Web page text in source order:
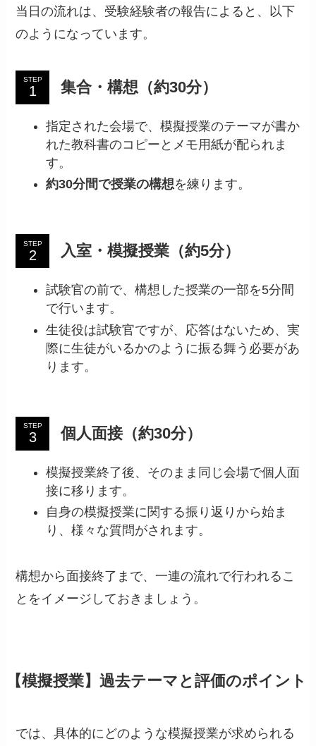
当日の流れは、受験経験者の報告によると、以下
のようになっています。
STEP 集合・構想（約30分）
指定された会場で、模擬授業のテーマが書か
れた教科書のコピーとメモ用紙が配られま
す。
約30分間で授業の構想を練ります。
STEP 入室・模擬授業（約5分）
試験官の前で、構想した授業の一部を5分間
で行います。
生徒役は試験官ですが、応答はないため、実
際に生徒がいるかのように振る舞う必要があ
ります。
STEP 個人面接（約30分）
模擬授業終了後、そのまま同じ会場で個人面
接に移ります。
自身の模擬授業に関する振り返りから始ま
り、様々な質問がされます。
構想から面接終了まで、一連の流れで行われるこ
とをイメージしておきましょう。
【模擬授業】過去テーマと評価のポイント
では、具体的にどのような模擬授業が求められる